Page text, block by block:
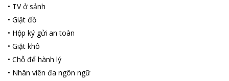
• TV ở sảnh
• Giặt đồ
• Hộp ký gửi an toàn
• Giặt khô
• Chỗ để hành lý
• Nhân viên đa ngôn ngữ